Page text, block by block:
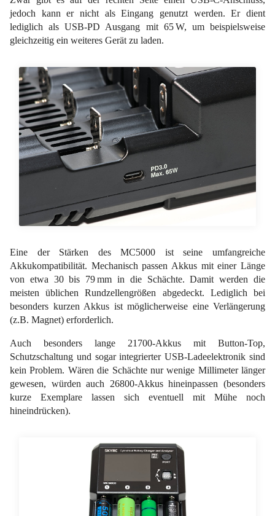
jedoch kann er nicht als Eingang genutzt werden. Er dient
lediglich als USB-PD Ausgang mit 65 W, um beispielsweise
gleichzeitig ein weiteres Gerät zu laden.
Eine der Stärken des MC5000 ist seine umfangreiche
Akkukompatibilität. Mechanisch passen Akkus mit einer Länge
von etwa 30 bis 79 mm in die Schächte. Damit werden die
meisten üblichen Rundzellengrößen abgedeckt. Lediglich bei
besonders kurzen Akkus ist möglicherweise eine Verlängerung
(z.B. Magnet) erforderlich.
Auch besonders lange 21700-Akkus mit Button-Top,
Schutzschaltung und sogar integrierter USB-Ladeelektronik sind
kein Problem. Wären die Schächte nur wenige Millimeter länger
gewesen, würden auch 26800-Akkus hineinpassen (besonders
kurze Exemplare lassen sich eventuell mit Mühe noch
hineindrücken).